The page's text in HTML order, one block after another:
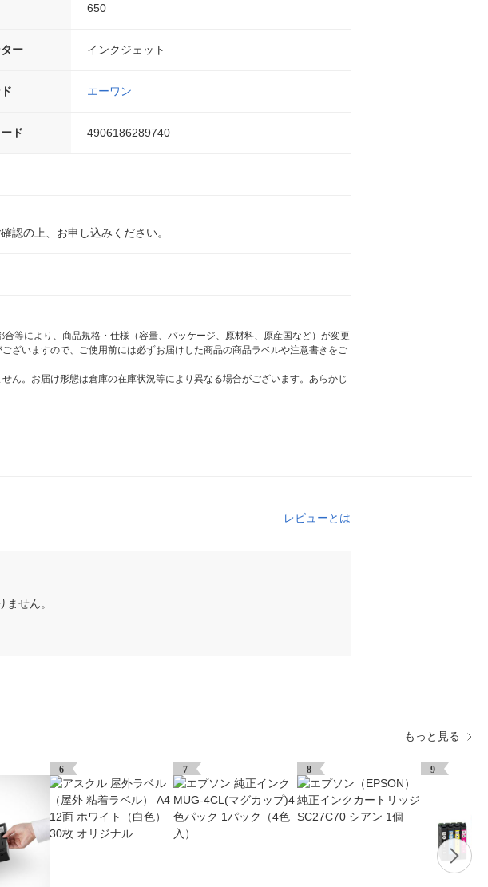
650
ー インクジェット
エーワン
ド 4906186289740
認の上、お申し込みください。
等により、商品規格・仕様（容量、パッケージ、原材料、原産国など）が変更
ざいますので、ご使用前には必ずお届けした商品の商品ラベルや注意書きをご
ん。お届け形態は倉庫の在庫状況等により異なる場合がございます。あらかじ
レビューとは
せん。
もっと見る
6 7 8 9